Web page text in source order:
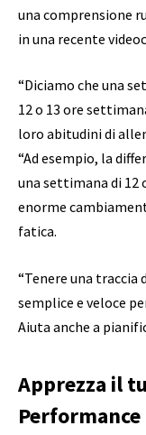
una comprensione
in una recente
“Diciamo che una
12 o 13 ore
loro abitudini di
“Ad esempio, la
una settimana di 12
enorme
fatica.
“Tenere una traccia
semplice e veloce
Aiuta anche a
Apprezza il
Performance